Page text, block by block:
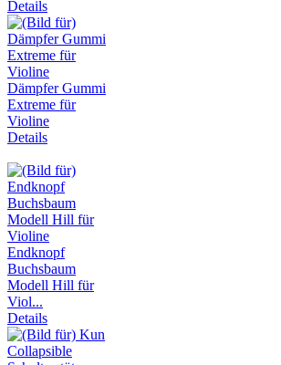
Details
Dämpfer Gummi
Extreme für
Violine
Details
Endknopf
Buchsbaum
Modell Hill für
Viol...
Details